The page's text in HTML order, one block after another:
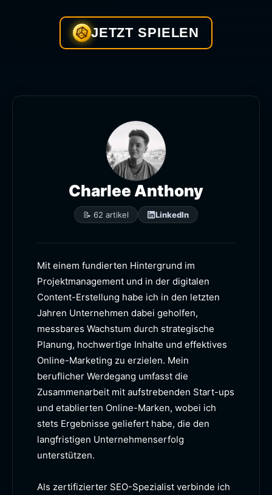
JETZT SPIELEN
Charlee Anthony
📝 62 artikel LinkedIn
Mit einem fundierten Hintergrund im
Projektmanagement und in der digitalen
Content-Erstellung habe ich in den letzten
Jahren Unternehmen dabei geholfen,
messbares Wachstum durch strategische
Planung, hochwertige Inhalte und effektives
Online-Marketing zu erzielen. Mein
beruflicher Werdegang umfasst die
Zusammenarbeit mit aufstrebenden Start-ups
und etablierten Online-Marken, wobei ich
stets Ergebnisse geliefert habe, die den
langfristigen Unternehmenserfolg
unterstützen.
Als zertifizierter SEO-Spezialist verbinde ich